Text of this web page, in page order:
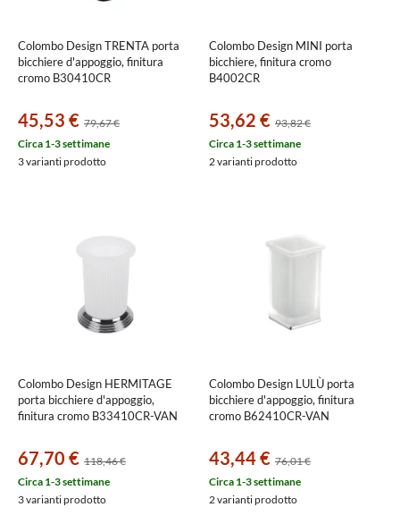
Colombo Design TRENTA porta
bicchiere d'appoggio, finitura
cromo B30410CR
45,53 € 79,67 €
Circa 1-3 settimane
3 varianti prodotto
Colombo Design MINI porta
bicchiere, finitura cromo
B4002CR
53,62 € 93,82 €
Circa 1-3 settimane
2 varianti prodotto
Colombo Design HERMITAGE
porta bicchiere d'appoggio,
finitura cromo B33410CR-VAN
67,70 € 118,46 €
Circa 1-3 settimane
3 varianti prodotto
Colombo Design LULÙ porta
bicchiere d'appoggio, finitura
cromo B62410CR-VAN
43,44 € 76,01 €
Circa 1-3 settimane
2 varianti prodotto